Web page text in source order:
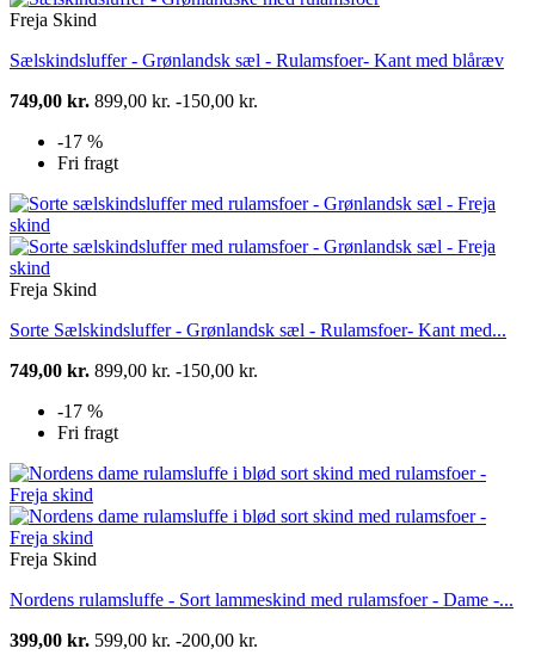
Freja Skind
Sælskindsluffer - Grønlandsk sæl - Rulamsfoer- Kant med blåræv
749,00 kr. 899,00 kr. -150,00 kr.
-17 %
Fri fragt
Freja Skind
Sorte Sælskindsluffer - Grønlandsk sæl - Rulamsfoer- Kant med...
749,00 kr. 899,00 kr. -150,00 kr.
-17 %
Fri fragt
Freja Skind
Nordens rulamsluffe - Sort lammeskind med rulamsfoer - Dame -...
399,00 kr. 599,00 kr. -200,00 kr.